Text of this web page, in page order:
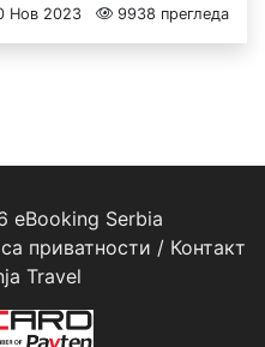
Нов 2023 9938 прегледа
eBooking Serbia
приватности / Контакт
Travel